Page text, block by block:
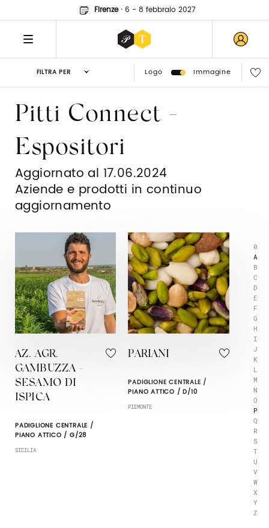
Firenze· 6 - 8 febbraio 2027
FILTRA PER Logo Immagine
0
A
B
C
D
E
F
G
H
I
J
K
L
M
N
O
P
Q
R
S
T
U
V
W
X
Y
Z
Pitti Connect -
Espositori
Aggiornato al 17.06.2024
Aziende e prodotti in continuo
aggiornamento
AZ. AGR.
GAMBUZZA -
SESAMO DI
ISPICA
PADIGLIONE CENTRALE /
PIANO ATTICO / G/28
SICILIA
PARIANI
PADIGLIONE CENTRALE /
PIANO ATTICO / D/10
PIEMONTE